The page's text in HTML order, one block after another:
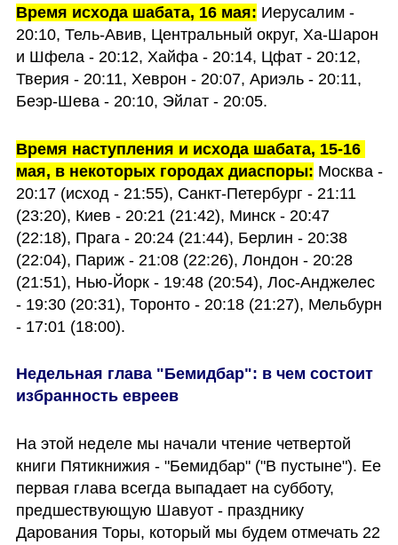
Время исхода шабата, 16 мая: Иерусалим -
20:10, Тель-Авив, Центральный округ, Ха-Шарон
и Шфела - 20:12, Хайфа - 20:14, Цфат - 20:12,
Тверия - 20:11, Хеврон - 20:07, Ариэль - 20:11,
Беэр-Шева - 20:10, Эйлат - 20:05.
Время наступления и исхода шабата, 15-16
мая, в некоторых городах диаспоры: Москва -
20:17 (исход - 21:55), Санкт-Петербург - 21:11
(23:20), Киев - 20:21 (21:42), Минск - 20:47
(22:18), Прага - 20:24 (21:44), Берлин - 20:38
(22:04), Париж - 21:08 (22:26), Лондон - 20:28
(21:51), Нью-Йорк - 19:48 (20:54), Лос-Анджелес
- 19:30 (20:31), Торонто - 20:18 (21:27), Мельбурн
- 17:01 (18:00).
Недельная глава "Бемидбар": в чем состоит
избранность евреев
На этой неделе мы начали чтение четвертой
книги Пятикнижия - "Бемидбар" ("В пустыне"). Ее
первая глава всегда выпадает на субботу,
предшествующую Шавуот - празднику
Дарования Торы, который мы будем отмечать 22